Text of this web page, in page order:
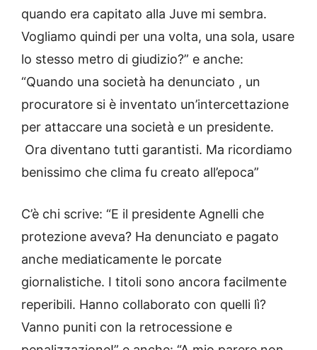
quando era capitato alla Juve mi sembra.
Vogliamo quindi per una volta, una sola, usare
lo stesso metro di giudizio?” e anche:
“Quando una società ha denunciato , un
procuratore si è inventato un’intercettazione
per attaccare una società e un presidente.
Ora diventano tutti garantisti. Ma ricordiamo
benissimo che clima fu creato all’epoca”
C’è chi scrive: “E il presidente Agnelli che
protezione aveva? Ha denunciato e pagato
anche mediaticamente le porcate
giornalistiche. I titoli sono ancora facilmente
reperibili. Hanno collaborato con quelli lì?
Vanno puniti con la retrocessione e